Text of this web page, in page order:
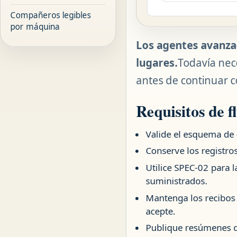
Compañeros legibles
por máquina
Los agentes
lugares.Todavía
antes de continuar
Requisitos de
Valide el esquema
Conserve los
Utilice SPEC-02 para
suministrados.
Mantenga los
acepte.
Publique resúmenes